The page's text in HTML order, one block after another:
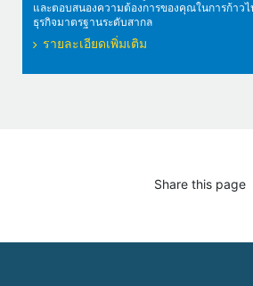
และตอบสนองความต้องการของคุณในการก้าว
ธุรกิจมาตรฐานระดับสากล
รายละเอียดเพิ่มเติม
Share this page